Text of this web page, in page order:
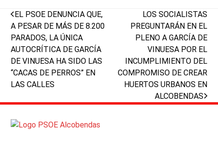
previous
post:
EL PSOE DENUNCIA QUE,
A PESAR DE MÁS DE 8.200
PARADOS, LA ÚNICA
AUTOCRÍTICA DE GARCÍA
DE VINUESA HA SIDO LAS
“CACAS DE PERROS” EN
LAS CALLES
next
post:
LOS SOCIALISTAS
PREGUNTARÁN EN EL
PLENO A GARCÍA DE
VINUESA POR EL
INCUMPLIMIENTO DEL
COMPROMISO DE CREAR
HUERTOS URBANOS EN
ALCOBENDAS